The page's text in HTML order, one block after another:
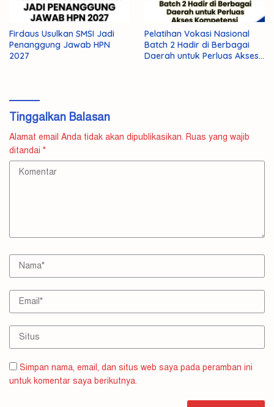
Firdaus Usulkan SMSI Jadi
Penanggung Jawab HPN
2027
Pelatihan Vokasi Nasional
Batch 2 Hadir di Berbagai
Daerah untuk Perluas Akses
Tinggalkan Balasan
Alamat email Anda tidak akan dipublikasikan. Ruas yang wajib
ditandai *
Simpan nama, email, dan situs web saya pada peramban ini
untuk komentar saya berikutnya.